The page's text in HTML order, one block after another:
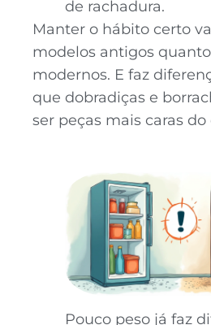
de rachadura.
Manter o hábito certo
modelos antigos
modernos. E faz
que dobradiças e
ser peças mais caras
Pouco peso já faz